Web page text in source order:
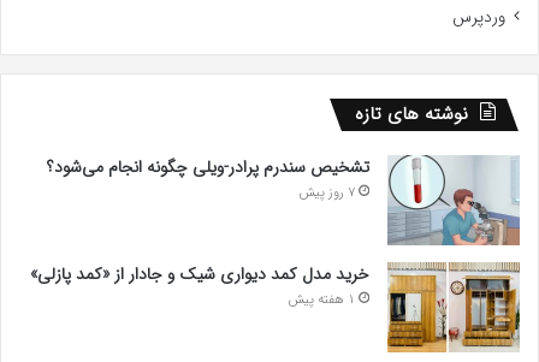
وردپرس
نوشته های تازه
تشخیص سندرم پرادر-ویلی چگونه انجام می‌شود؟
7 روز پیش
خرید مدل کمد دیواری شیک و جادار از «کمد پازلی»
1 هفته پیش